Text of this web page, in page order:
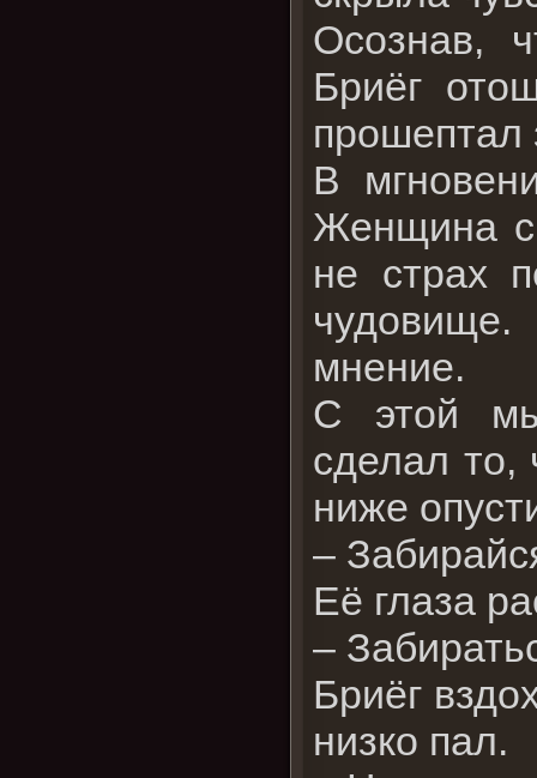
Осознав,
Бриёг
прошептал
В
Женщина
не страх
мнение.
С этой
сделал то,
ниже
–
Её глаза
–
Бриёг
низко пал.